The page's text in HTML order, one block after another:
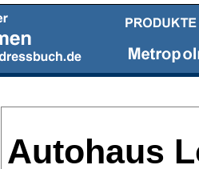
Autohaus